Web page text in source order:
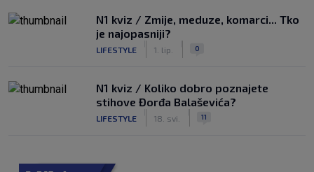
N1 kviz / Zmije, meduze, komarci... Tko
je najopasniji?
LIFESTYLE 1. lip. 0
N1 kviz / Koliko dobro poznajete
stihove Đorđa Balaševića?
LIFESTYLE 18. svi. 11